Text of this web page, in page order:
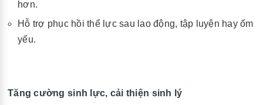
hơn.
Hỗ trợ phục hồi thể lực sau lao động, tập luyện hay ốm
yếu.
Tăng cường sinh lực, cải thiện sinh lý